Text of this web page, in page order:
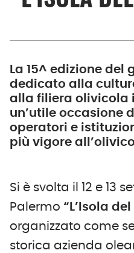
La 15^ edizione del
dedicato alla
alla filiera olivicola
un’utile occasione
operatori e
più vigore
Si è svolta il 12 e 13
Palermo “L’Isola
organizzato come
storica azienda